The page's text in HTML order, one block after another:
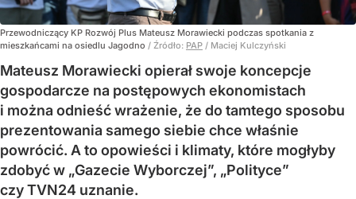
Przewodniczący KP Rozwój Plus Mateusz Morawiecki podczas spotkania z
mieszkańcami na osiedlu Jagodno / Źródło: PAP / Maciej Kulczyński
Mateusz Morawiecki opierał swoje koncepcje
gospodarcze na postępowych ekonomistach
i można odnieść wrażenie, że do tamtego sposobu
prezentowania samego siebie chce właśnie
powrócić. A to opowieści i klimaty, które mogłyby
zdobyć w „Gazecie Wyborczej”, „Polityce”
czy TVN24 uznanie.